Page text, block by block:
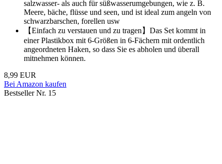
salzwasser- als auch für süßwasserumgebungen, wie z. B.
Meere, bäche, flüsse und seen, und ist ideal zum angeln von
schwarzbarschen, forellen usw
【Einfach zu verstauen und zu tragen】Das Set kommt in
einer Plastikbox mit 6-Größen in 6-Fächern mit ordentlich
angeordneten Haken, so dass Sie es abholen und überall
mitnehmen können.
8,99 EUR
Bei Amazon kaufen
Bestseller Nr. 15